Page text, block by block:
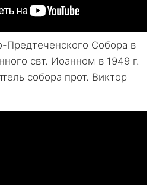
Предтеченского Собора в
свт. Иоанном в 1949 г.
собора прот. Виктор